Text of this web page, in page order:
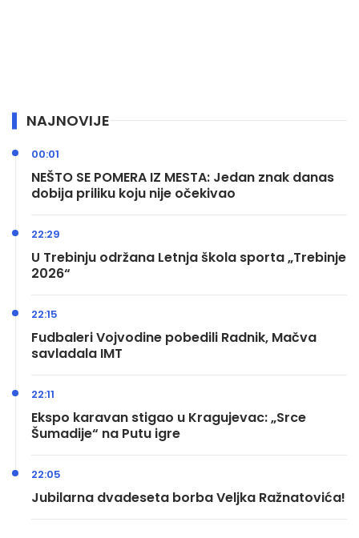
NAJNOVIJE
NEŠTO SE POMERA IZ MESTA: Jedan znak danas
dobija priliku koju nije očekivao
00:01
U Trebinju održana Letnja škola sporta „Trebinje
2026“
22:29
Fudbaleri Vojvodine pobedili Radnik, Mačva
savladala IMT
22:15
Ekspo karavan stigao u Kragujevac: „Srce
Šumadije“ na Putu igre
22:11
Jubilarna dvadeseta borba Veljka Ražnatovića!
22:05